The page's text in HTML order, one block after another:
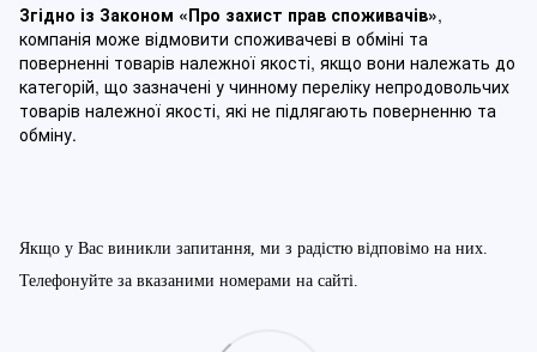
Згідно із Законом «Про захист прав споживачів»,
компанія може відмовити споживачеві в обміні та
поверненні товарів належної якості, якщо вони належать до
категорій, що зазначені у чинному переліку непродовольчих
товарів належної якості, які не підлягають поверненню та
обміну.
Якщо у Вас виникли запитання, ми з радістю відповімо на них.
Телефонуйте за вказаними номерами на сайті.